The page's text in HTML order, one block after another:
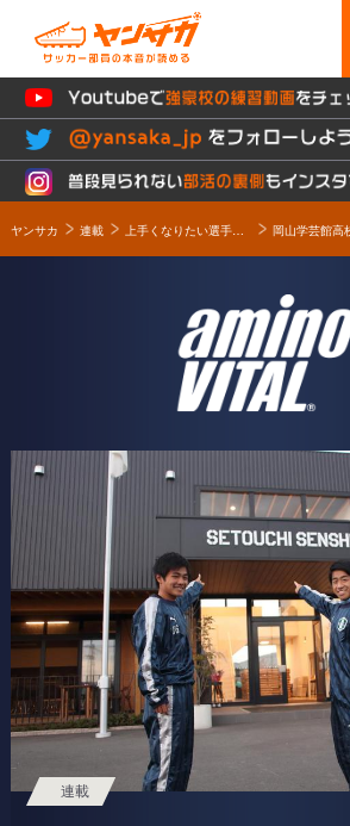
ヤンサカ 連載 上手くなりたい選手必見！コンディショニングとカラダづくりの秘訣とは!? Presented by amino VITAL
連載